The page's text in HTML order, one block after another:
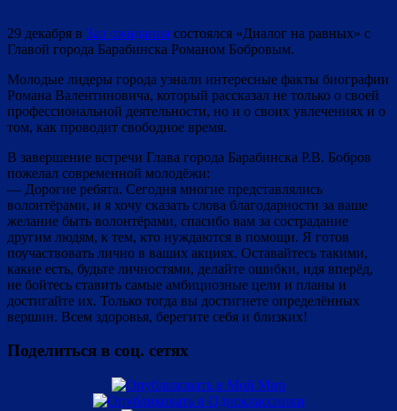
29 декабря в Зал ожидания состоялся «Диалог на равных» с
Главой города Барабинска Романом Бобровым.
Молодые лидеры города узнали интересные факты биографии
Романа Валентиновича, который рассказал не только о своей
профессиональной деятельности, но и о своих увлечениях и о
том, как проводит свободное время.
В завершение встречи Глава города Барабинска Р.В. Бобров
пожелал современной молодёжи:
— Дорогие ребята. Сегодня многие представлялись
волонтёрами, и я хочу сказать слова благодарности за ваше
желание быть волонтёрами, спасибо вам за сострадание
другим людям, к тем, кто нуждаются в помощи. Я готов
поучаствовать лично в ваших акциях. Оставайтесь такими,
какие есть, будьте личностями, делайте ошибки, идя вперёд,
не бойтесь ставить самые амбициозные цели и планы и
достигайте их. Только тогда вы достигнете определённых
вершин. Всем здоровья, берегите себя и близких!
Поделиться в соц. сетях